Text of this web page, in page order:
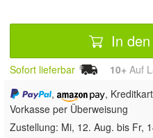
In
Sofort lieferbar 10+ Auf
,
,
Vorkasse per Überweisung
Zustellung: Mi, 12. Aug. bis Fr,